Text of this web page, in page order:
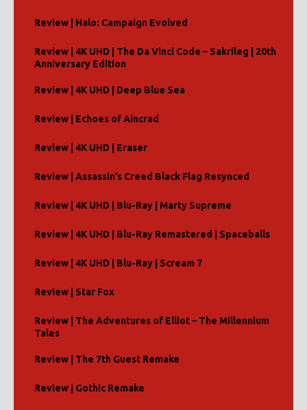
Review | Halo: Campaign Evolved
Review | 4K UHD | The Da Vinci Code – Sakrileg | 20th
Anniversary Edition
Review | 4K UHD | Deep Blue Sea
Review | Echoes of Aincrad
Review | 4K UHD | Eraser
Review | Assassin’s Creed Black Flag Resynced
Review | 4K UHD | Blu-Ray | Marty Supreme
Review | 4K UHD | Blu-Ray Remastered | Spaceballs
Review | 4K UHD | Blu-Ray | Scream 7
Review | Star Fox
Review | The Adventures of Elliot – The Millennium
Tales
Review | The 7th Guest Remake
Review | Gothic Remake